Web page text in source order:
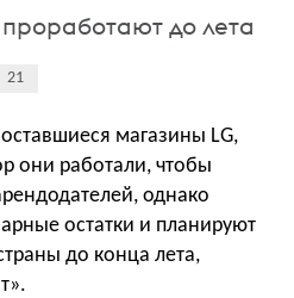
до лета
21
магазины LG,
они работали, чтобы
однако
остатки и планируют
до конца лета,